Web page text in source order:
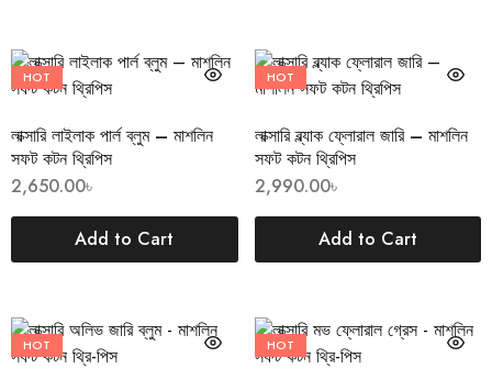
HOT
লাক্সারি লাইলাক পার্ল ব্লুম – মাশলিন
সফট কটন থ্রিপিস
2,650.00৳
Add to Cart
HOT
লাক্সারি ব্ল্যাক ফ্লোরাল জারি – মাশলিন
সফট কটন থ্রিপিস
2,990.00৳
Add to Cart
HOT HOT